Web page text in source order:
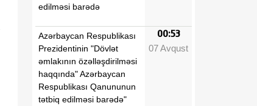
edilməsi barədə
Azərbaycan Respublikası
Prezidentinin "Dövlət
əmlakının özəlləşdirilməsi
haqqında" Azərbaycan
Respublikası Qanununun
tətbiq edilməsi barədə"
00:53
07 Avqust